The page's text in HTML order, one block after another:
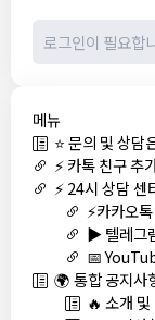
메뉴
⭐ 문의 및 상담
⚡ 카톡 친구 추
⚡ 24시 상담 센
⚡카카오
▶️ 텔레그
📅
🌍 통합 공지사
🔥 소개